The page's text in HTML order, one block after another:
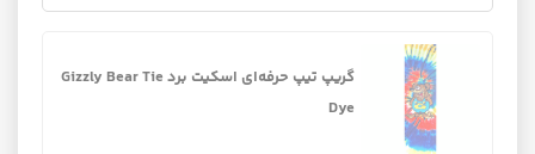
گریپ تیپ حرفه‌ای اسکیت برد Gizzly Bear Tie
Dye